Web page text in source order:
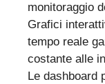
monitoraggio
Grafici
tempo reale
costante alle
Le dashboard